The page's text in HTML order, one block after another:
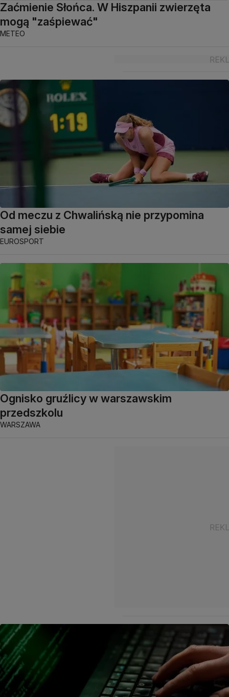
Zaćmienie Słońca. W Hiszpanii zwierzęta
mogą "zaśpiewać"
METEO
Od meczu z Chwalińską nie przypomina
samej siebie
EUROSPORT
Ognisko gruźlicy w warszawskim
przedszkolu
WARSZAWA